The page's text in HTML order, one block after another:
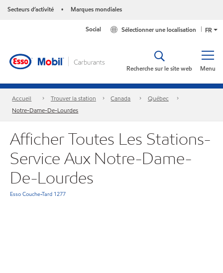
Secteurs d’activité • Marques mondiales
FR
Sélectionner une localisation
Social
Menu
Recherche sur le site web
Accueil Trouver la station Canada
Québec
Notre-Dame-De-Lourdes
Afficher Toutes Les Stations-
Service Aux Notre-Dame-
De-Lourdes
Esso Couche-Tard 1277